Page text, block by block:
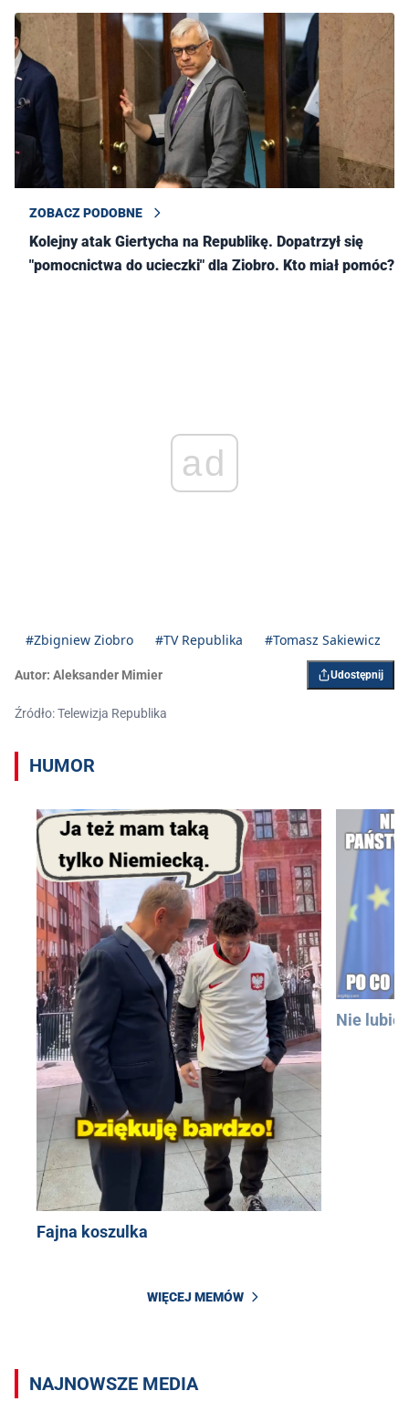
ZOBACZ PODOBNE
Kolejny atak Giertycha na Republikę. Dopatrzył się
"pomocnictwa do ucieczki" dla Ziobro. Kto miał pomóc?
ad
#Zbigniew Ziobro #TV Republika #Tomasz Sakiewicz
Autor: Aleksander Mimier Udostępnij
Źródło: Telewizja Republika
HUMOR
Fajna koszulka
Nie lubię
WIĘCEJ MEMÓW
NAJNOWSZE MEDIA